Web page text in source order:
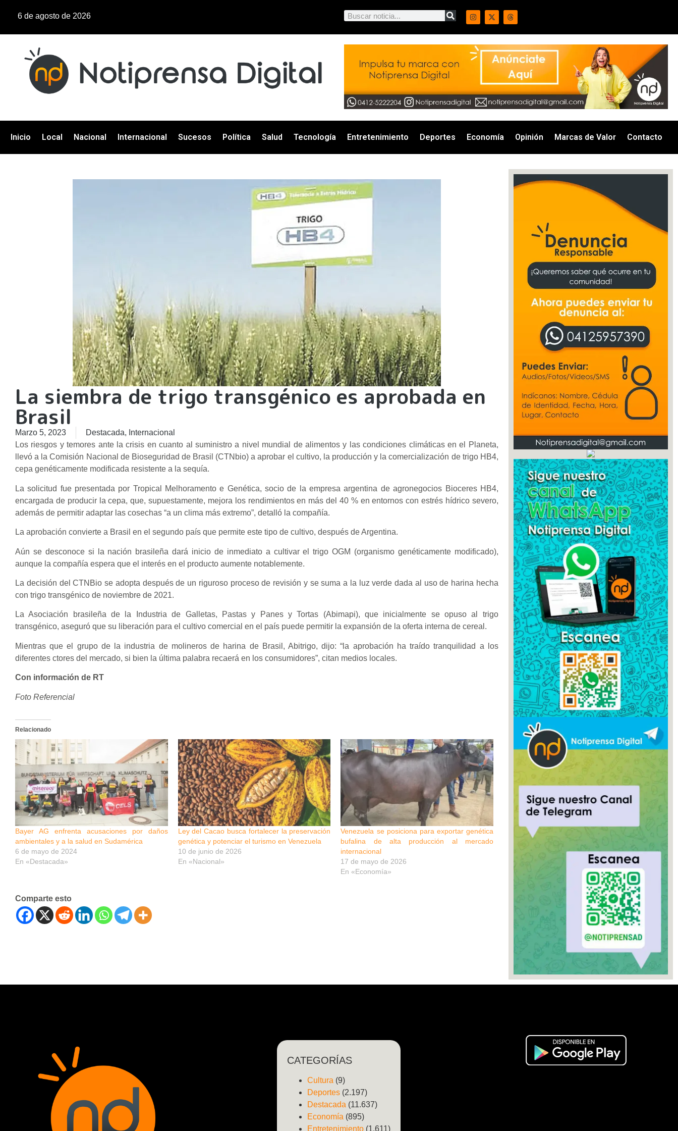
6 de agosto de 2026
Inicio Local Nacional Internacional Sucesos Política Salud Tecnología Entretenimiento Deportes Economía Opinión Marcas de Valor Contacto
La siembra de trigo transgénico es aprobada en
Brasil
Marzo 5, 2023 Destacada, Internacional
Los riesgos y temores ante la crisis en cuanto al suministro a nivel mundial de alimentos y las condiciones climáticas en el Planeta,
llevó a la Comisión Nacional de Bioseguridad de Brasil (CTNbio) a aprobar el cultivo, la producción y la comercialización de trigo HB4,
cepa genéticamente modificada resistente a la sequía.
La solicitud fue presentada por Tropical Melhoramento e Genética, socio de la empresa argentina de agronegocios Bioceres HB4,
encargada de producir la cepa, que, supuestamente, mejora los rendimientos en más del 40 % en entornos con estrés hídrico severo,
además de permitir adaptar las cosechas “a un clima más extremo”, detalló la compañía.
La aprobación convierte a Brasil en el segundo país que permite este tipo de cultivo, después de Argentina.
Aún se desconoce si la nación brasileña dará inicio de inmediato a cultivar el trigo OGM (organismo genéticamente modificado),
aunque la compañía espera que el interés en el producto aumente notablemente.
La decisión del CTNBio se adopta después de un riguroso proceso de revisión y se suma a la luz verde dada al uso de harina hecha
con trigo transgénico de noviembre de 2021.
La Asociación brasileña de la Industria de Galletas, Pastas y Panes y Tortas (Abimapi), que inicialmente se opuso al trigo
transgénico, aseguró que su liberación para el cultivo comercial en el país puede permitir la expansión de la oferta interna de cereal.
Mientras que el grupo de la industria de molineros de harina de Brasil, Abitrigo, dijo: “la aprobación ha traído tranquilidad a los
diferentes ctores del mercado, si bien la última palabra recaerá en los consumidores”, citan medios locales.
Con información de RT
Foto Referencial
Relacionado
Bayer AG enfrenta acusaciones por daños
ambientales y a la salud en Sudamérica
6 de mayo de 2024
En «Destacada»
Ley del Cacao busca fortalecer la preservación
genética y potenciar el turismo en Venezuela
10 de junio de 2026
En «Nacional»
Venezuela se posiciona para exportar genética
bufalina de alta producción al mercado
internacional
17 de mayo de 2026
En «Economía»
Comparte esto
CATEGORÍAS
Cultura (9)
Deportes (2.197)
Destacada (11.637)
Economía (895)
Entretenimiento (1.611)